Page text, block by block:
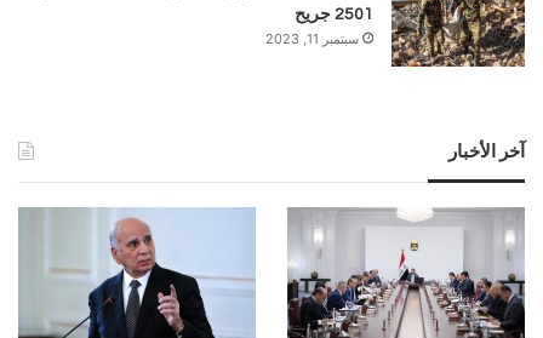
2501 جريح
سبتمبر 11, 2023
آخر الأخبار